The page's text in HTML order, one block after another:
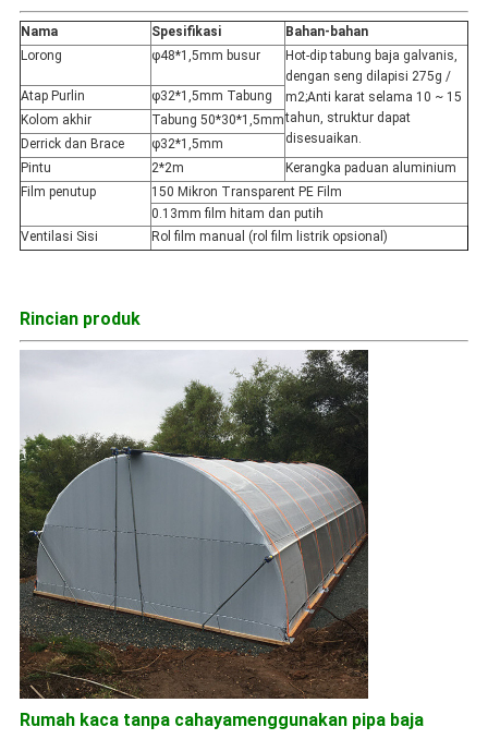
Nama Spesifikasi
Bahan-bahan
Lorong
φ48*1,5mm busur
Hot-dip tabung baja galvanis,
dengan seng dilapisi 275g /
m2;Anti karat selama 10 ~ 15
tahun, struktur dapat
disesuaikan.
Atap Purlin
φ32*1,5mm Tabung
Kolom akhir
Tabung 50*30*1,5mm
Derrick dan Brace
φ32*1,5mm
Pintu
2*2m
Kerangka paduan aluminium
Film penutup
150 Mikron Transparent PE Film
0.13mm film hitam dan putih
Ventilasi Sisi
Rol film manual (rol film listrik opsional)
Rincian produk
Rumah kaca tanpa cahayamenggunakan pipa baja